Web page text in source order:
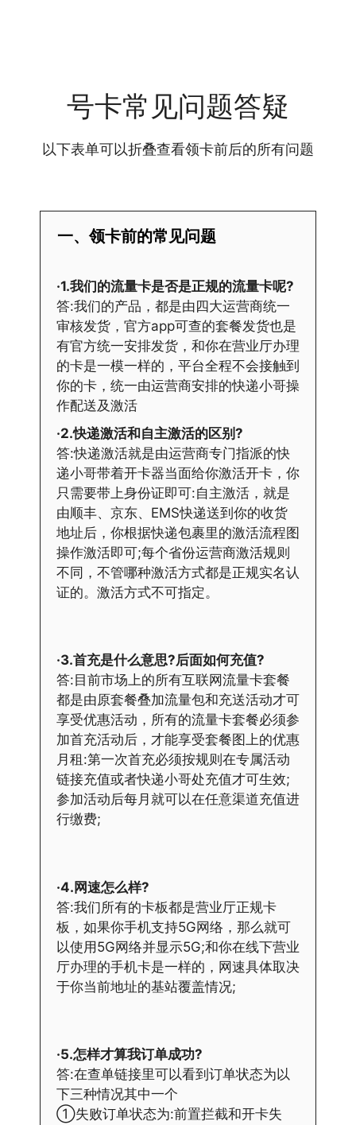
号卡常见问题答疑
以下表单可以折叠查看领卡前后的所有问题
一、领卡前的常见问题
·1.我们的流量卡是否是正规的流量卡呢?
答:我们的产品，都是由四大运营商统一
审核发货，官方app可查的套餐发货也是
有官方统一安排发货，和你在营业厅办理
的卡是一模一样的，平台全程不会接触到
你的卡，统一由运营商安排的快递小哥操
作配送及激活
·2.快递激活和自主激活的区别?
答:快递激活就是由运营商专门指派的快
递小哥带着开卡器当面给你激活开卡，你
只需要带上身份证即可:自主激活，就是
由顺丰、京东、EMS快递送到你的收货
地址后，你根据快递包裹里的激活流程图
操作激活即可;每个省份运营商激活规则
不同，不管哪种激活方式都是正规实名认
证的。激活方式不可指定。
·3.首充是什么意思?后面如何充值?
答:目前市场上的所有互联网流量卡套餐
都是由原套餐叠加流量包和充送活动才可
享受优惠活动，所有的流量卡套餐必须参
加首充活动后，才能享受套餐图上的优惠
月租:第一次首充必须按规则在专属活动
链接充值或者快递小哥处充值才可生效;
参加活动后每月就可以在任意渠道充值进
行缴费;
·4.网速怎么样?
答:我们所有的卡板都是营业厅正规卡
板，如果你手机支持5G网络，那么就可
以使用5G网络并显示5G;和你在线下营业
厅办理的手机卡是一样的，网速具体取决
于你当前地址的基站覆盖情况;
·5.怎样才算我订单成功?
答:在查单链接里可以看到订单状态为以
下三种情况其中一个
①失败订单状态为:前置拦截和开卡失